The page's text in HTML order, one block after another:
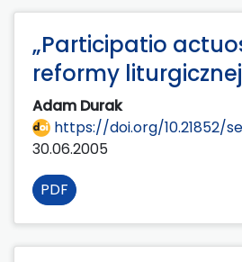
„Participatio
reformy liturgicznej
Adam Durak
https://doi.org/10.21852/
30.06.2005
PDF